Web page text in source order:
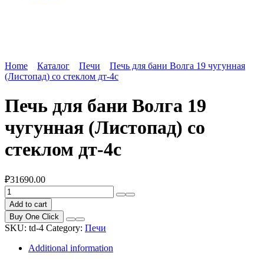
Home Каталог Печи
Печь для бани Волга 19 чугунная
(Листопад) со стеклом дт-4с
Печь для бани Волга 19
чугунная (Листопад) со
стеклом дт-4с
₽31690.00
Печь
для
бани
Волга
19
чугунная
(Листопад)
Add to cart
Buy One Click
SKU: td-4 Category: Печи
Additional information